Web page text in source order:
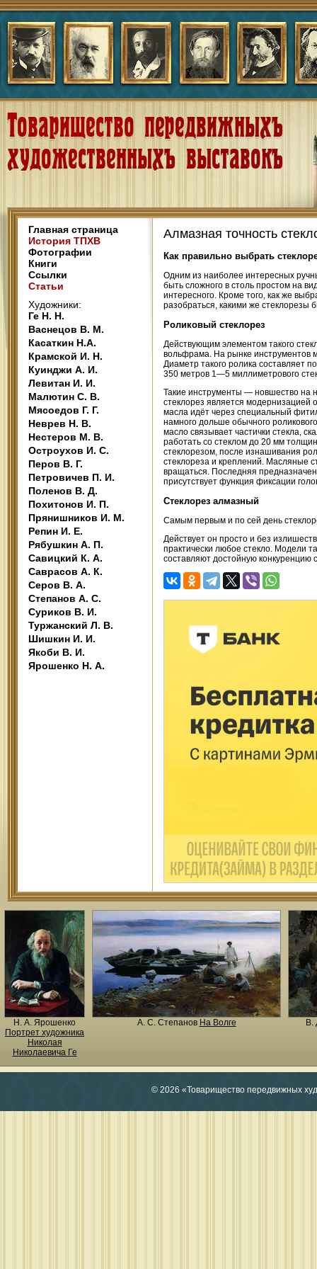
Главная страница
История ТПХВ
Фотографии
Книги
Ссылки
Статьи
Художники:
Ге Н. Н.
Васнецов В. М.
Касаткин Н.А.
Крамской И. Н.
Куинджи А. И.
Левитан И. И.
Малютин С. В.
Мясоедов Г. Г.
Неврев Н. В.
Нестеров М. В.
Остроухов И. С.
Перов В. Г.
Петровичев П. И.
Поленов В. Д.
Похитонов И. П.
Прянишников И. М.
Репин И. Е.
Рябушкин А. П.
Савицкий К. А.
Саврасов А. К.
Серов В. А.
Степанов А. С.
Суриков В. И.
Туржанский Л. В.
Шишкин И. И.
Якоби В. И.
Ярошенко Н. А.
Алмазная точность
Как правильно выбрать
Одним из наиболее интересных
быть сложного в столь простом на
интересного. Кроме того, как же
разобраться, какими же стеклорезы
Роликовый стеклорез
Действующим элементом такого
вольфрама. На рынке инструментов
Диаметр такого ролика составляет
350 метров 1—5 миллиметрового
Такие инструменты — новшество на
стеклорез является модернизацией
масла идёт через специальный
намного дольше обычного
масло связывает частички стекла,
работать со стеклом до 20 мм
стеклорезом, после изнашивания
стеклореза и креплений. Масляные
вращаться. Последняя
присутствует функция фиксации
Стеклорез алмазный
Самым первым и по сей день
Действует он просто и без
практически любое стекло. Модели
составляют достойную конкуренцию
Н. A. Ярошенко
Портрет художника
Николая
Николаевича Ге
А. С. Степанов На Волге В.
© 2026 «Товарищество передвижных